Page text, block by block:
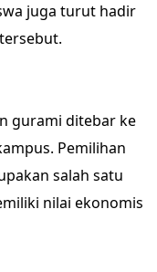
juga turut hadir
gurami ditebar ke
Pemilihan
salah satu
nilai ekonomis